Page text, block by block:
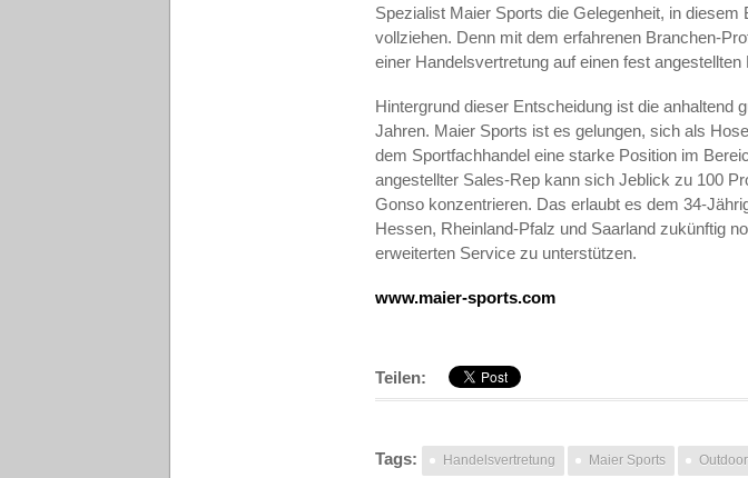
Spezialist Maier Sports die Gelegenheit, in
vollziehen. Denn mit dem erfahrenen Branchen-
einer Handelsvertretung auf einen fest angestellten
Hintergrund dieser Entscheidung ist die anhaltend
Jahren. Maier Sports ist es gelungen, sich als
dem Sportfachhandel eine starke Position im
angestellter Sales-Rep kann sich Jeblick zu 100
Gonso konzentrieren. Das erlaubt es dem 34-
Hessen, Rheinland-Pfalz und Saarland zukünftig
erweiterten Service zu unterstützen.
www.maier-sports.com
Teilen:
Tags: Handelsvertretung Maier Sports Outdoor